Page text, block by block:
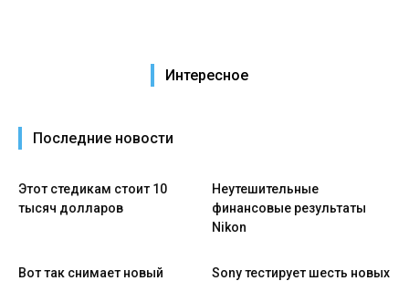
Интересное
Последние новости
Этот стедикам стоит 10
тысяч долларов
Неутешительные
финансовые результаты
Nikon
Вот так снимает новый
Sony тестирует шесть новых